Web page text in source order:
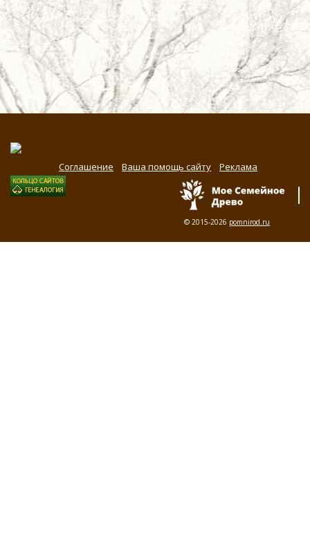
Соглашение Ваша помощь сайту Реклама
© 2015-2026 pomnirod.ru